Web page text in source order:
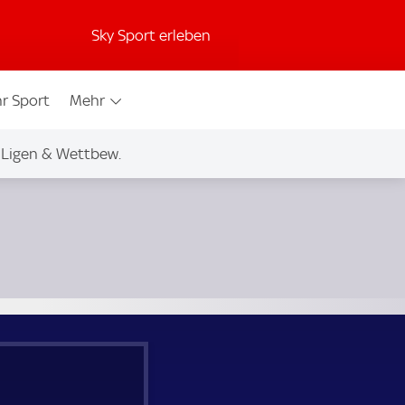
Sky Sport erleben
Sport Mehr
Ligen & Wettbew.